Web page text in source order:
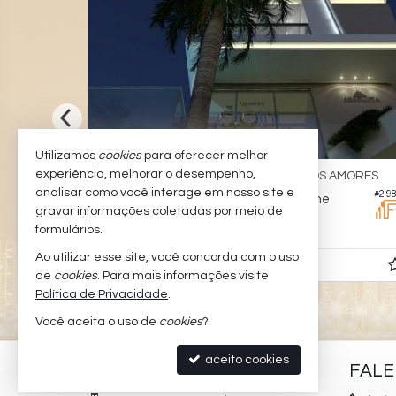
#3.487
BALNEÁRIO CAMBORIÚ - PRAIA DOS AMORES
Apartamento no Edifício Saint Antoine
R$ 2.050.000,
PADILHA IMÓVEIS
Utilizamos cookiespara oferecer melhor
experiência, melhorar o desempenho,
analisar como você interage em nosso site e
gravar informações coletadas por meio de
formulários.
Ao utilizar esse site, você concorda com o uso
de cookies. Para mais informações visite
Política de Privacidade.
Você aceita o uso de cookies?
aceito cookies